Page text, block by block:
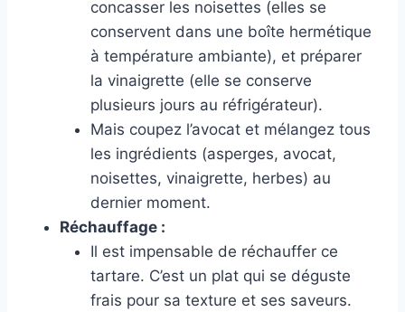
concasser les noisettes (elles se
conservent dans une boîte hermétique
à température ambiante), et préparer
la vinaigrette (elle se conserve
plusieurs jours au réfrigérateur).
Mais coupez l’avocat et mélangez tous
les ingrédients (asperges, avocat,
noisettes, vinaigrette, herbes) au
dernier moment.
Réchauffage :
Il est impensable de réchauffer ce
tartare. C’est un plat qui se déguste
frais pour sa texture et ses saveurs.